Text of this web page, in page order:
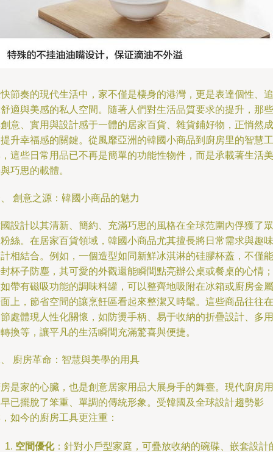
節奏的現代生活中，家不僅是棲身的港灣，更是表達個性、追
適與美感的私人空間。隨著人們對生活品質要求的提升，那些
意、實用與設計感于一體的居家百貨、雜貨鋪好物，正悄然成
升幸福感的關鍵。從風靡亞洲的韓國小商品到廚房里的智慧工
這些日常用品已不再是簡單的功能性物件，而是承載著生活美
巧思的載體。
創意之源：韓國小商品的魅力
設計以其清新、簡約、充滿巧思的風格在全球范圍內俘獲了眾
絲。在居家百貨領域，韓國小商品尤其擅長將日常需求與趣味
相結合。例如，一個造型如同新鮮冰淇淋的硅膠杯蓋，不僅能
杯子防塵，其可愛的外觀還能瞬間點亮辦公桌或餐桌的心情；
帶有磁吸功能的調味料罐，可以整齊地吸附在冰箱或廚房金屬
上，節省空間的讓烹飪區看起來整潔又時髦。這些商品往往在
處體現人性化關懷，如防燙手柄、易于收納的折疊設計、多用
換等，讓平凡的生活瞬間充滿驚喜與便捷。
廚房革命：智慧與美學的用具
是家的心臟，也是創意居家用品大展身手的舞臺。現代廚房用
已擺脫了笨重、單調的傳統形象。受韓國及全球設計趨勢影
如今的廚房工具更注重：
空間優化：針對小戶型家庭，可疊放收納的碗碟、嵌套設計